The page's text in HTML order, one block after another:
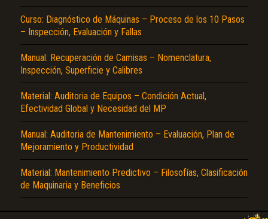
Curso: Diagnóstico de Máquinas – Proceso de los 10 Pasos
– Inspección, Evaluación y Fallas
Manual: Recuperación de Camisas – Nomenclatura,
Inspección, Superficie y Calibres
Material: Auditoria de Equipos – Condición Actual,
Efectividad Global y Necesidad del MP
Manual: Auditoria de Mantenimiento – Evaluación, Plan de
Mejoramiento y Productividad
Material: Mantenimiento Predictivo – Filosofías, Clasificación
de Maquinaria y Beneficios